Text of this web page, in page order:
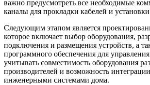
важно предусмотреть все необходимые
каналы для прокладки кабелей и
Следующим этапом является
которое включает выбор оборудования,
подключения и размещения устройств, а
программного обеспечения для
учитывать совместимость оборудования
производителей и возможность
инженерными системами дома.